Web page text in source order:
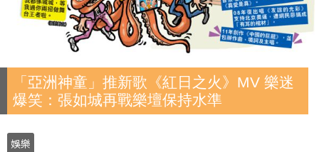
「亞洲神童」推新歌《紅日之火》MV 樂迷
爆笑：張如城再戰樂壇保持水準
娛樂